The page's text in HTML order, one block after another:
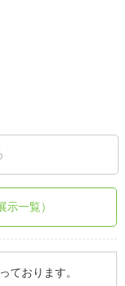
一覧）
ております。